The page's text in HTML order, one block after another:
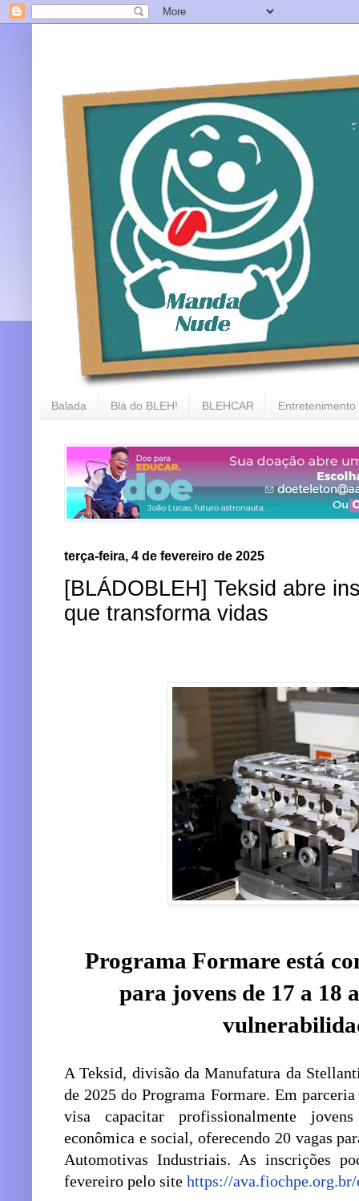
Balada Blá do BLEH! BLEHCAR Entretenimento
terça-feira, 4 de fevereiro de 2025
[BLÁDOBLEH] Teksid abre
que transforma vidas
Programa Formare está
para jovens de 17 a 18
A Teksid, divisão da Manufatura da
de 2025 do Programa Formare. Em
visa capacitar profissionalmente
econômica e social, oferecendo 20 vagas
Automotivas Industriais. As inscrições
fevereiro pelo site https://